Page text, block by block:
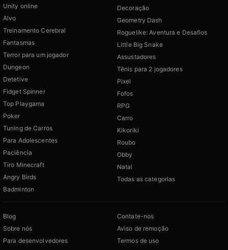
Unity online
Alvo
Treinamento Cerebral
Fantasmas
Terror para um jogador
Dungeon
Detetive
Fidget Spinner
Top Playgama
Poker
Tuning de Carros
Para Adolescentes
Paciência
Tiro Minecraft
Angry Birds
Badminton
Decoração
Geometry Dash
Roguelike: Aventura e Desafios
Little Big Snake
Assustadores
Tênis para 2 jogadores
Pixel
Fofos
RPG
Carro
Kikoriki
Roubo
Obby
Natal
Todas as categorias
Blog
Sobre nós
Para desenvolvedores
Contate-nos
Aviso de remoção
Termos de uso